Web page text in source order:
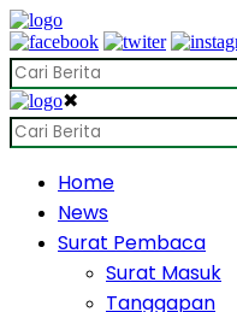
✖
Home
News
Surat Pembaca
Surat Masuk
Tanggapan